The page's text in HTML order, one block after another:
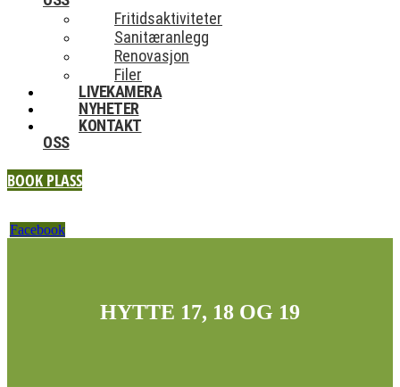
Fritidsaktiviteter
Sanitæranlegg
Renovasjon
Filer
LIVEKAMERA
NYHETER
KONTAKT
OSS
BOOK PLASS
Facebook
HYTTE 17, 18 OG 19